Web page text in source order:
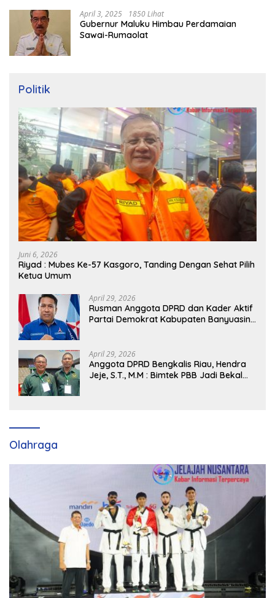
April 3, 2025 1850 Lihat
Gubernur Maluku Himbau Perdamaian
Sawai-Rumaolat
Politik
Juni 6, 2026
Riyad : Mubes Ke-57 Kasgoro, Tanding Dengan Sehat Pilih
Ketua Umum
April 29, 2026
Rusman Anggota DPRD dan Kader Aktif
Partai Demokrat Kabupaten Banyuasin
April 29, 2026
Anggota DPRD Bengkalis Riau, Hendra
Jeje, S.T., M.M : Bimtek PBB Jadi Bekal
Olahraga